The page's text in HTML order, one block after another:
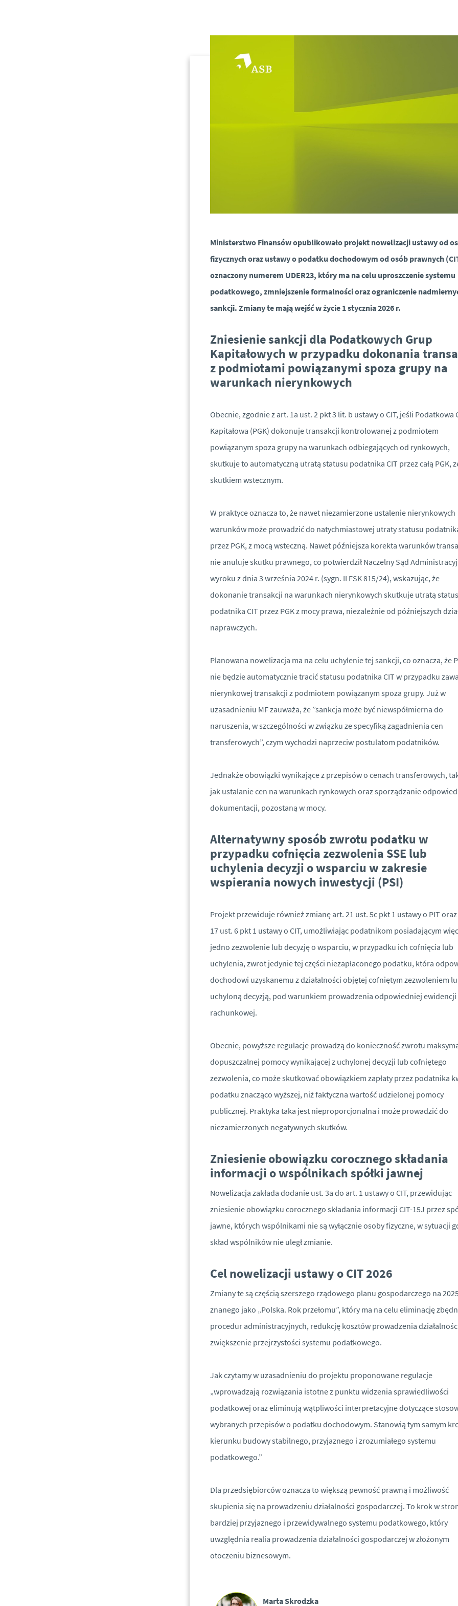
Ministerstwo Finansów opublikowało projekt nowelizacji ustawy od
fizycznych oraz ustawy o podatku dochodowym od osób prawnych
oznaczony numerem UDER23, który ma na celu uproszczenie systemu
podatkowego, zmniejszenie formalności oraz ograniczenie
sankcji. Zmiany te mają wejść w życie 1 stycznia 2026 r.
Zniesienie sankcji dla Podatkowych Grup
Kapitałowych w przypadku dokonania
z podmiotami powiązanymi spoza grupy na
warunkach nierynkowych
Obecnie, zgodnie z art. 1a ust. 2 pkt 3 lit. b ustawy o CIT, jeśli Podatkowa
Kapitałowa (PGK) dokonuje transakcji kontrolowanej z podmiotem
powiązanym spoza grupy na warunkach odbiegających od rynkowych,
skutkuje to automatyczną utratą statusu podatnika CIT przez całą PGK,
skutkiem wstecznym.
W praktyce oznacza to, że nawet niezamierzone ustalenie nierynkowych
warunków może prowadzić do natychmiastowej utraty statusu
przez PGK, z mocą wsteczną. Nawet późniejsza korekta warunków
nie anuluje skutku prawnego, co potwierdził Naczelny Sąd
wyroku z dnia 3 września 2024 r. (sygn. II FSK 815/24), wskazując, że
dokonanie transakcji na warunkach nierynkowych skutkuje utratą
podatnika CIT przez PGK z mocy prawa, niezależnie od późniejszych
naprawczych.
Planowana nowelizacja ma na celu uchylenie tej sankcji, co oznacza, że
nie będzie automatycznie tracić statusu podatnika CIT w przypadku
nierynkowej transakcji z podmiotem powiązanym spoza grupy. Już w
uzasadnieniu MF zauważa, że ”sankcja może być niewspółmierna do
naruszenia, w szczególności w związku ze specyfiką zagadnienia cen
transferowych”, czym wychodzi naprzeciw postulatom podatników.
Jednakże obowiązki wynikające z przepisów o cenach transferowych,
jak ustalanie cen na warunkach rynkowych oraz sporządzanie
dokumentacji, pozostaną w mocy.
Alternatywny sposób zwrotu podatku w
przypadku cofnięcia zezwolenia SSE lub
uchylenia decyzji o wsparciu w zakresie
wspierania nowych inwestycji (PSI)
Projekt przewiduje również zmianę art. 21 ust. 5c pkt 1 ustawy o PIT
17 ust. 6 pkt 1 ustawy o CIT, umożliwiając podatnikom posiadającym
jedno zezwolenie lub decyzję o wsparciu, w przypadku ich cofnięcia lub
uchylenia, zwrot jedynie tej części niezapłaconego podatku, która
dochodowi uzyskanemu z działalności objętej cofniętym zezwoleniem
uchyloną decyzją, pod warunkiem prowadzenia odpowiedniej ewidencji
rachunkowej.
Obecnie, powyższe regulacje prowadzą do konieczność zwrotu
dopuszczalnej pomocy wynikającej z uchylonej decyzji lub cofniętego
zezwolenia, co może skutkować obowiązkiem zapłaty przez podatnika
podatku znacząco wyższej, niż faktyczna wartość udzielonej pomocy
publicznej. Praktyka taka jest nieproporcjonalna i może prowadzić do
niezamierzonych negatywnych skutków.
Zniesienie obowiązku corocznego składania
informacji o wspólnikach spółki jawnej
Nowelizacja zakłada dodanie ust. 3a do art. 1 ustawy o CIT, przewidując
zniesienie obowiązku corocznego składania informacji CIT-15J przez
jawne, których wspólnikami nie są wyłącznie osoby fizyczne, w sytuacji
skład wspólników nie uległ zmianie.
Cel nowelizacji ustawy o CIT 2026
Zmiany te są częścią szerszego rządowego planu gospodarczego na
znanego jako „Polska. Rok przełomu”, który ma na celu eliminację
procedur administracyjnych, redukcję kosztów prowadzenia
zwiększenie przejrzystości systemu podatkowego.
Jak czytamy w uzasadnieniu do projektu proponowane regulacje
„wprowadzają rozwiązania istotne z punktu widzenia sprawiedliwości
podatkowej oraz eliminują wątpliwości interpretacyjne dotyczące
wybranych przepisów o podatku dochodowym. Stanowią tym samym
kierunku budowy stabilnego, przyjaznego i zrozumiałego systemu
podatkowego.”
Dla przedsiębiorców oznacza to większą pewność prawną i możliwość
skupienia się na prowadzeniu działalności gospodarczej. To krok w
bardziej przyjaznego i przewidywalnego systemu podatkowego, który
uwzględnia realia prowadzenia działalności gospodarczej w złożonym
otoczeniu biznesowym.
Marta Skrodzka